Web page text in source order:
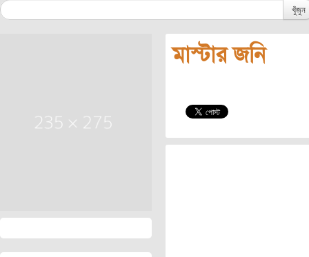
খুঁজুন
মাস্টার জনি